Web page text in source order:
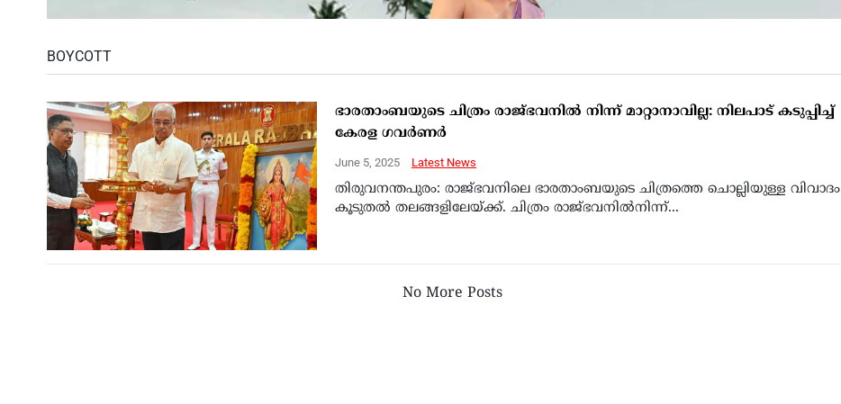
BOYCOTT
ഭാരതാംബയുടെ ചിത്രം രാജ്ഭവനില്‍ നിന്ന് മാറ്റാനാവില്ല: നിലപാട് കടുപ്പിച്ച്
കേരള ഗവര്‍ണര്‍
June 5, 2025 Latest News
തിരുവനന്തപുരം: രാജ്ഭവനിലെ ഭാരതാംബയുടെ ചിത്രത്തെ ചൊല്ലിയുള്ള വിവാദം
കൂടുതല്‍ തലങ്ങളിലേയ്ക്ക്. ചിത്രം രാജ്ഭവനില്‍നിന്ന്...
No More Posts